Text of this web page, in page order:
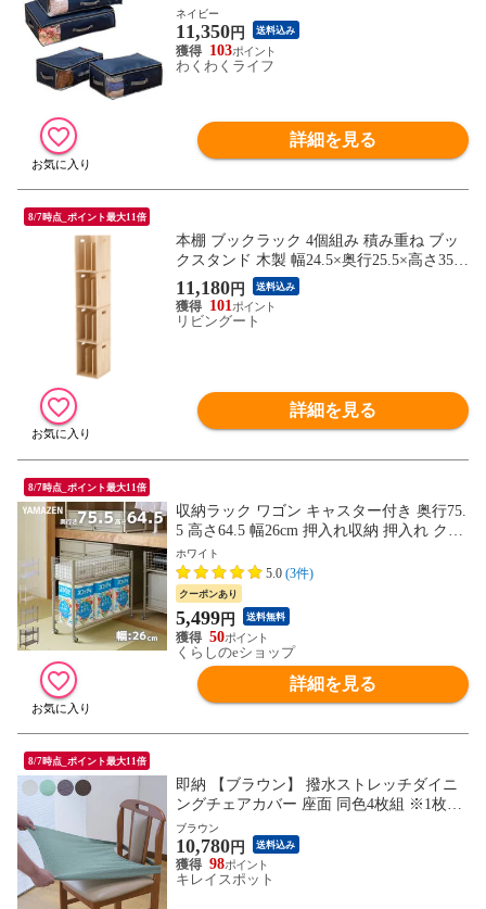
納 布団収納 帝人 TEIJIN
ネイビー
11,350円 送料込み
103
わくわくライフ
詳細を見る
8/7時点_ポイント最大11倍
本棚 ブックラック 4個組み 積み重ね ブッ
クスタンド 木製 幅24.5×奥行25.5×高さ35c
m （ 本立て 本 収納 ブックエンド スタン
ド 卓上 デスク 卓上収納 ファイルスタンド
デスク収納 ファイル収納 ファイル 雑誌 絵
11,180円 送料込み
101
リビングート
詳細を見る
8/7時点_ポイント最大11倍
収納ラック ワゴン キャスター付き 奥行75.
5 高さ64.5 幅26cm 押入れ収納 押入れ クロ
ーゼット 階段下バッグ ランドセル ペット
ボトルボトル 収納 収納家具 前後 引き出し
YAMAZEN 【送料無料】
ホワイト
5.0 (3件)
クーポンあり
5,499円 送料無料
50
くらしのeショップ
詳細を見る
8/7時点_ポイント最大11倍
即納 【ブラウン】 撥水ストレッチダイニ
ングチェアカバー 座面 同色4枚組 ※1枚目
の画像は代表イメージのため色・柄が異な
る場合がございます。2枚目以降で色・柄
をご確認下さい。
ブラウン
10,780円 送料込み
98
キレイスポット